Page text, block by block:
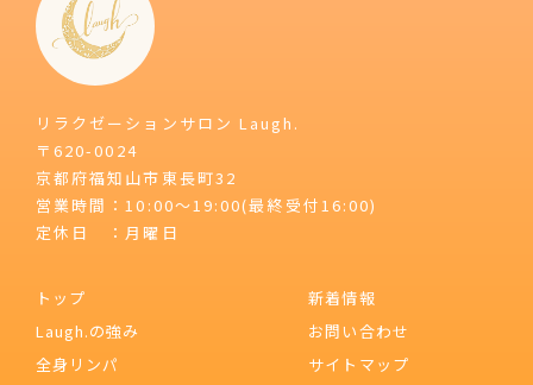
リラクゼーションサロン Laugh.
〒620-0024
京都府福知山市東長町32
営業時間：10:00～19:00(最終受付16:00)
定休日 ：月曜日
トップ
Laugh.の強み
全身リンパ
新着情報
お問い合わせ
サイトマップ